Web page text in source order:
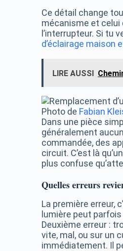
Ce détail change
mécanisme et celui
l’interrupteur. Si tu
d’éclairage maison
LIRE AUSSI
Photo de Fabian
Dans une pièce
généralement
commandée, des
circuit. C’est là
plus confuse
Quelles erreurs
La première erreur,
lumière peut
Deuxième erreur :
vite, mal, ou sur un
immédiatement. Il